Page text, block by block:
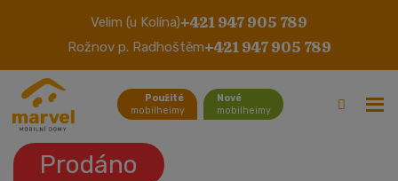
Velim (u Kolína)+421 947 905 789
Rožnov p. Radhoštěm+421 947 905 789
Použité
mobilheimy
Nové
mobilheimy
Westbrook Tahiti
Prodáno